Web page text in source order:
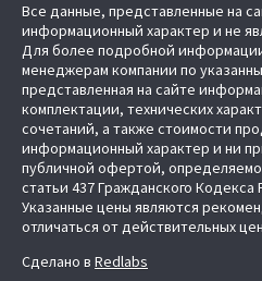
Все данные, представленные на
информационный характер и не
Для более подробной
менеджерам компании по
представленная на сайте
комплектации, технических
сочетаний, а также стоимости
информационный характер и ни
публичной офертой,
статьи 437 Гражданского
Указанные цены являются
отличаться от действительных
Сделано в Redlabs